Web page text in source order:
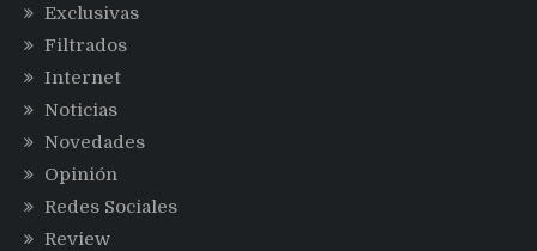
Exclusivas
Filtrados
Internet
Noticias
Novedades
Opinión
Redes Sociales
Review